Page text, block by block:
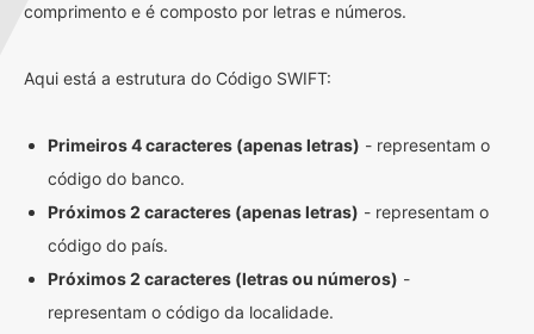
comprimento e é composto por letras e números.
Aqui está a estrutura do Código SWIFT:
Primeiros 4 caracteres (apenas letras) - representam o
código do banco.
Próximos 2 caracteres (apenas letras) - representam o
código do país.
Próximos 2 caracteres (letras ou números) -
representam o código da localidade.